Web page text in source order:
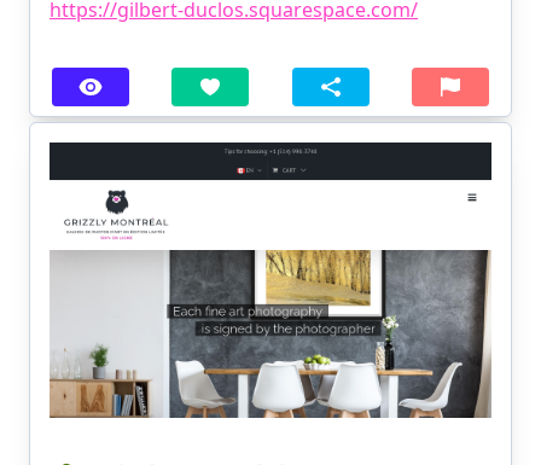
https://gilbert-duclos.squarespace.com/